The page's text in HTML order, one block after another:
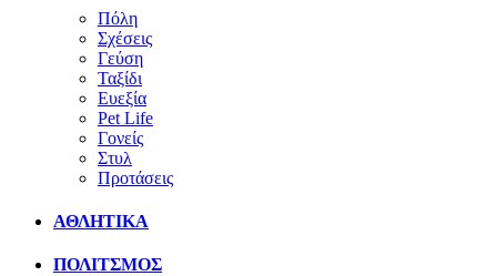
Πόλη
Σχέσεις
Γεύση
Ταξίδι
Ευεξία
Pet Life
Γονείς
Στυλ
Προτάσεις
ΑΘΛΗΤΙΚΑ
ΠΟΛΙΤΣΜΟΣ